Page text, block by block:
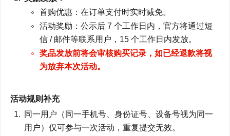
首购优惠：在订单支付时实时减免。
活动奖励：公示后 7 个工作日内，官方将通过短
信 / 邮件等联系用户，15 个工作日内发放。
奖品发放前将会审核购买记录，如已经退款将视
为放弃本次活动。
活动规则补充
同一用户（同一手机号、身份证号、设备号视为同一
用户）仅可参与一次活动，重复提交无效。